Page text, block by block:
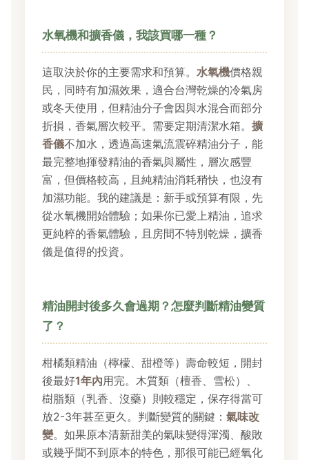
水氧機和擴香儀，我該買哪一種？
這取決於你的主要需求和預算。 水氧機價格親
民，同時有加濕效果，適合台灣乾燥的冷氣房
或冬天使用，但精油分子會因與水混合而部分
折損，香氣層次較平。需要定期清潔水箱。 擴
香儀不加水，透過高速氣流震碎精油分子，能
最完整地揮發精油的香氣與屬性，層次感豐
富，但價格較高，且純精油消耗稍快，也沒有
加濕功能。我的建議是：新手或預算有限，先
從水氧機開始體驗；如果你已愛上精油，追求
更純粹的香氣體驗，且房間不特別乾燥，擴香
儀是值得的投資。
精油開封後多久會過期？怎麼判斷精油變質
了？
柑橘類精油（檸檬、甜橙等）壽命較短，開封
後最好1年內用完。木質類（檀香、雪松）、
樹脂類（乳香、沒藥）則較穩定，保存得當可
放2-3年甚至更久。判斷變質的關鍵： 氣味改
變。如果原本清新甜美的氣味變得渾濁、酸敗
或幾乎聞不到原本的特色，那很可能已經氧化